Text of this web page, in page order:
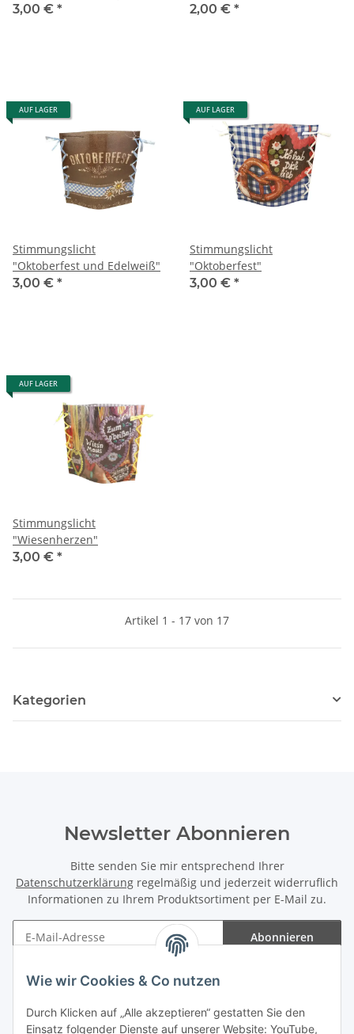
Wie wir Cookies & Co nutzen
Durch Klicken auf „Alle akzeptieren“ gestatten Sie den
Einsatz folgender Dienste auf unserer Website: YouTube,
3,00 € *
2,00 € *
AUF LAGER
Stimmungslicht
"Oktoberfest und Edelweiß"
3,00 € *
AUF LAGER
Stimmungslicht
"Oktoberfest"
3,00 € *
AUF LAGER
Stimmungslicht
"Wiesenherzen"
3,00 € *
Artikel 1 - 17 von 17
Kategorien
Newsletter Abonnieren
Bitte senden Sie mir entsprechend Ihrer
Datenschutzerklärung regelmäßig und jederzeit widerruflich
Informationen zu Ihrem Produktsortiment per E-Mail zu.
Abonnieren